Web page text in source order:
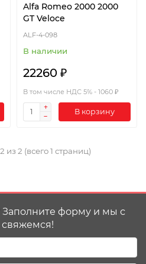
Alfa Romeo 2000 2000
GT Veloce
ALF-4-098
В наличии
22260 ₽
В том числе НДС 5% - 1060 ₽
В корзину
из 2 (всего 1 страниц)
Заполните форму и мы с